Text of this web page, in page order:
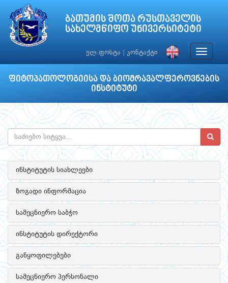
ბათუმის შოთა რუსთაველის
სახელმწიფო უნივერსიტეტი
ელ.ფოსტა კონტაქტი
Toggle
ფიტოპათოლოგიისა და ბიომრავალფეროვნების
ინსტიტუტი
ინსტიტუტის სიახლეები
ზოგადი ინფორმაცია
სამეცნიერო საბჭო
ინსტიტუტის დირექტორი
განყოფილებები
სამეცნიერო პერსონალი